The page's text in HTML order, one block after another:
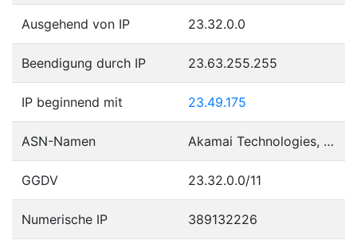
Ausgehend von IP 23.32.0.0
Beendigung durch IP 23.63.255.255
IP beginnend mit 23.49.175
ASN-Namen Akamai Technologies, Inc.
GGDV 23.32.0.0/11
Numerische IP 389132226